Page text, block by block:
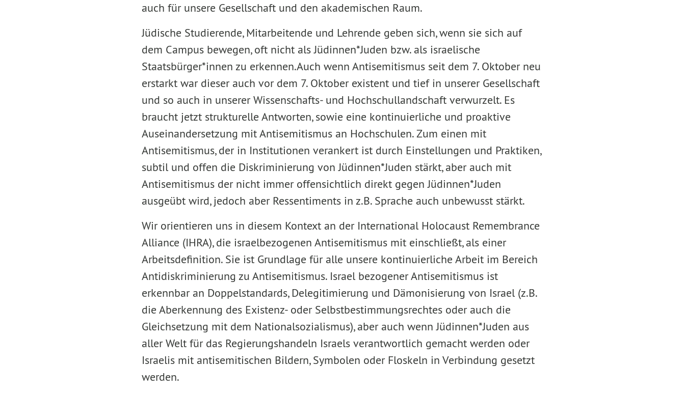
auch für unsere Gesellschaft und den akademischen Raum.
Jüdische Studierende, Mitarbeitende und Lehrende geben sich, wenn sie sich auf
dem Campus bewegen, oft nicht als Jüdinnen*Juden bzw. als israelische
Staatsbürger*innen zu erkennen.Auch wenn Antisemitismus seit dem 7. Oktober neu
erstarkt war dieser auch vor dem 7. Oktober existent und tief in unserer Gesellschaft
und so auch in unserer Wissenschafts- und Hochschullandschaft verwurzelt. Es
braucht jetzt strukturelle Antworten, sowie eine kontinuierliche und proaktive
Auseinandersetzung mit Antisemitismus an Hochschulen. Zum einen mit
Antisemitismus, der in Institutionen verankert ist durch Einstellungen und Praktiken,
subtil und offen die Diskriminierung von Jüdinnen*Juden stärkt, aber auch mit
Antisemitismus der nicht immer offensichtlich direkt gegen Jüdinnen*Juden
ausgeübt wird, jedoch aber Ressentiments in z.B. Sprache auch unbewusst stärkt.
Wir orientieren uns in diesem Kontext an der International Holocaust Remembrance
Alliance (IHRA), die israelbezogenen Antisemitismus mit einschließt, als einer
Arbeitsdefinition. Sie ist Grundlage für alle unsere kontinuierliche Arbeit im Bereich
Antidiskriminierung zu Antisemitismus. Israel bezogener Antisemitismus ist
erkennbar an Doppelstandards, Delegitimierung und Dämonisierung von Israel (z.B.
die Aberkennung des Existenz- oder Selbstbestimmungsrechtes oder auch die
Gleichsetzung mit dem Nationalsozialismus), aber auch wenn Jüdinnen*Juden aus
aller Welt für das Regierungshandeln Israels verantwortlich gemacht werden oder
Israelis mit antisemitischen Bildern, Symbolen oder Floskeln in Verbindung gesetzt
werden.